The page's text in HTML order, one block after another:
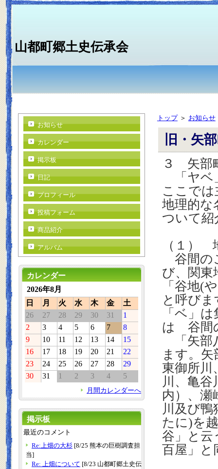
山都町郷土史伝承会
トップ＞ お知らせ
旧・矢
３ 矢部
「ヤベ
ここで
地理的な
ついて紹
（１）
谷間の
び、関東
「谷地(
と呼び
「ベ」
は 谷間
「矢部
ます。
東御所川
川、亀谷
内）、瀬
川及び
たに)を
谷」と云
百屋」と
お知らせ
カレンダー
掲示板
日記
プロフィール
投稿フォーム
商品紹介
アルバム
カレンダー
2026年8月
日
月 火 水 木 金
土
26
27 28 29 30 31
1
2
3 4 5 6 7
8
9
10 11 12 13 14
15
16
17 18 19 20 21
22
23
24 25 26 27 28
29
30
31 1 2 3 4 5
月間カレンダーへ
掲示板
最近のコメント
Re:上畑の大杉 [8/25 熊本の巨樹調査担
当]
Re: 上畑について [8/23 山都町郷土史伝